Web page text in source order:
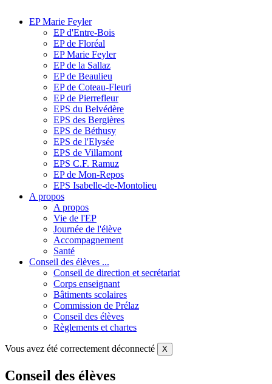
EP Marie Feyler
EP d'Entre-Bois
EP de Floréal
EP Marie Feyler
EP de la Sallaz
EP de Beaulieu
EP de Coteau-Fleuri
EP de Pierrefleur
EPS du Belvédère
EPS des Bergières
EPS de Béthusy
EPS de l'Elysée
EPS de Villamont
EPS C.F. Ramuz
EP de Mon-Repos
EPS Isabelle-de-Montolieu
A propos
A propos
Vie de l'EP
Journée de l'élève
Accompagnement
Santé
Conseil des élèves ...
Conseil de direction et secrétariat
Corps enseignant
Bâtiments scolaires
Commission de Prélaz
Conseil des élèves
Règlements et chartes
Vous avez été correctement déconnecté X
Conseil des élèves